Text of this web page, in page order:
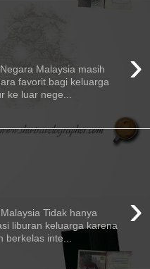
›
Malaysia masih
favorit bagi keluarga
ke luar nege...
›
Tidak hanya
liburan keluarga karena
berkelas inte...